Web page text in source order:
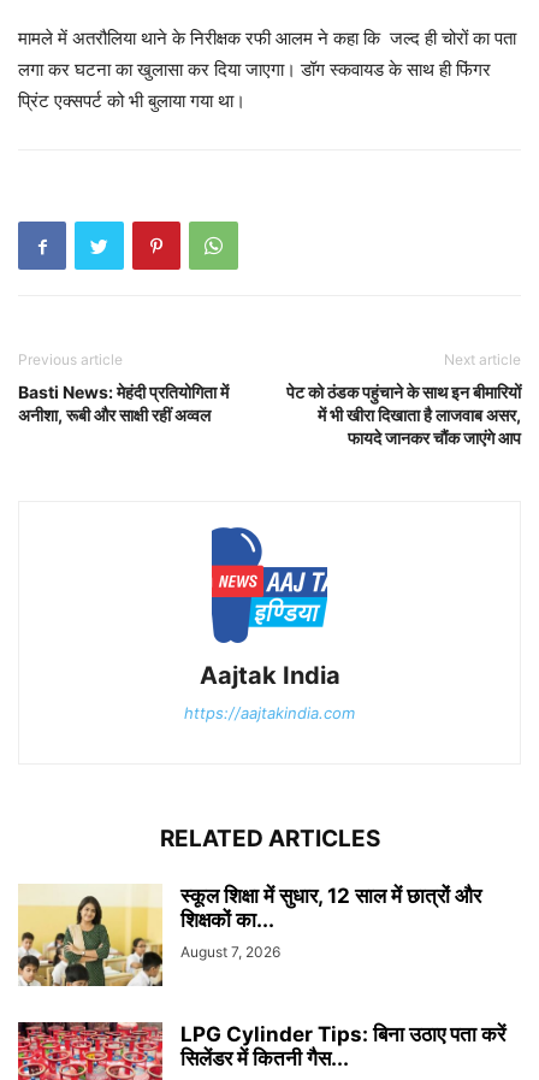
मामले में अतरौलिया थाने के निरीक्षक रफी आलम ने कहा कि जल्द ही चोरों का पता
लगा कर घटना का खुलासा कर दिया जाएगा। डॉग स्कवायड के साथ ही फिंगर
प्रिंट एक्सपर्ट को भी बुलाया गया था।
Previous article
Basti News: मेहंदी प्रतियोगिता में
अनीशा, रूबी और साक्षी रहीं अव्वल
Next article
पेट को ठंडक पहुंचाने के साथ इन बीमारियों
में भी खीरा दिखाता है लाजवाब असर,
फायदे जानकर चौंक जाएंगे आप
Aajtak India
https://aajtakindia.com
RELATED ARTICLES
स्कूल शिक्षा में सुधार, 12 साल में छात्रों और
शिक्षकों का...
August 7, 2026
LPG Cylinder Tips: बिना उठाए पता करें
सिलेंडर में कितनी गैस...